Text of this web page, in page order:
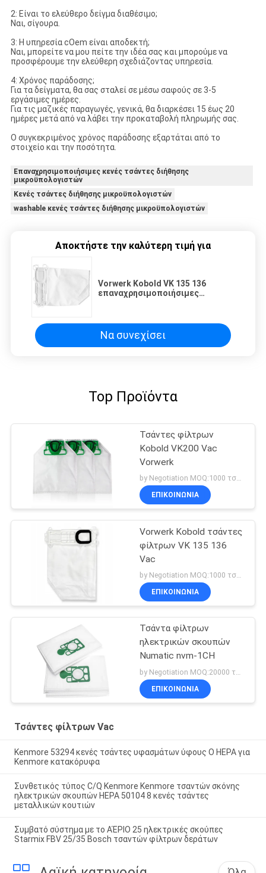
2: Είναι το ελεύθερο δείγμα διαθέσιμο;
Ναι, σίγουρα.
3: Η υπηρεσία cOem είναι αποδεκτή;
Ναι, μπορείτε να μου πείτε την ιδέα σας και μπορούμε να
προσφέρουμε την ελεύθερη σχεδιάζοντας υπηρεσία.
4: Χρόνος παράδοσης;
Για τα δείγματα, θα σας σταλεί σε μέσω σαφούς σε 3-5
εργάσιμες ημέρες.
Για τις μαζικές παραγωγές, γενικά, θα διαρκέσει 15 έως 20
ημέρες μετά από να λάβει την προκαταβολή πληρωμής σας.
Ο συγκεκριμένος χρόνος παράδοσης εξαρτάται από το
στοιχείο και την ποσότητα.
Επαναχρησιμοποιήσιμες κενές τσάντες διήθησης
μικροϋπολογιστών
Κενές τσάντες διήθησης μικροϋπολογιστών
washable κενές τσάντες διήθησης μικροϋπολογιστών
Αποκτήστε την καλύτερη τιμή για
Vorwerk Kobold VK 135 136
επαναχρησιμοποιήσιμες
περιλαίμιων πολυπροπυλενίου
Να συνεχίσει
Top Προϊόντα
Τσάντες φίλτρων
Kobold VK200 Vac
Vorwerk
by Negotiation MOQ:1000 τσάντα/τσάντες
ΕΠΙΚΟΙΝΩΝΊΑ
Vorwerk Kobold τσάντες
φίλτρων VK 135 136
Vac
by Negotiation MOQ:1000 τσάντα/τσάντες
ΕΠΙΚΟΙΝΩΝΊΑ
Τσάντα φίλτρων
ηλεκτρικών σκουπών
Numatic nvm-1CH
by Negotiation MOQ:20000 τσάντα/τσάντες
ΕΠΙΚΟΙΝΩΝΊΑ
Τσάντες φίλτρων Vac
Kenmore 53294 κενές τσάντες υφασμάτων ύφους Ο HEPA για
Kenmore κατακόρυφα
Συνθετικός τύπος C/Q Kenmore Kenmore τσαντών σκόνης
ηλεκτρικών σκουπών HEPA 50104 8 κενές τσάντες
μεταλλικών κουτιών
Συμβατό σύστημα με το ΑΈΡΙΟ 25 ηλεκτρικές σκούπες
Starmix FBV 25/35 Bosch τσαντών φίλτρων δεράτων